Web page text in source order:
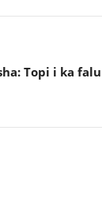
Topi i ka